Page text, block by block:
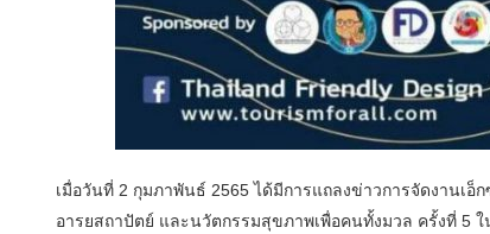
เมื่อวันที่ 2 กุมภาพันธ์ 2565 ได้มีการแถลงข่าวการจัดงานเอ็
อารยสถาปัตย์ และนวัตกรรมสุขภาพเพื่อคนทั้งมวล ครั้งที่ 5